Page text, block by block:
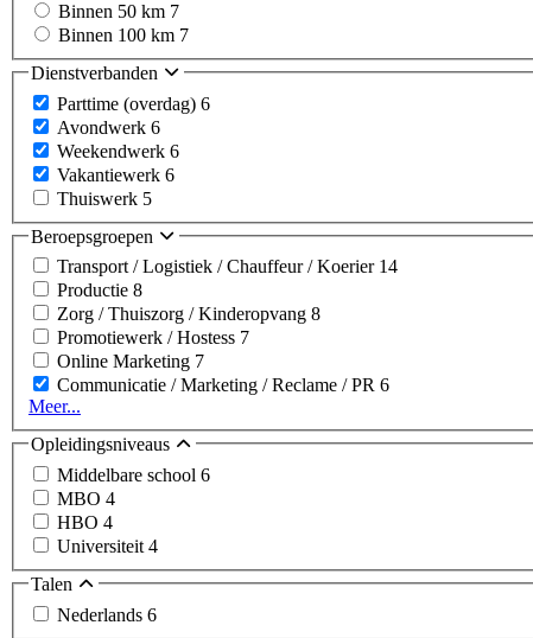
Binnen 50 km 7
Binnen 100 km 7
Dienstverbanden
Parttime (overdag) 6
Avondwerk 6
Weekendwerk 6
Vakantiewerk 6
Thuiswerk 5
Beroepsgroepen
Transport / Logistiek / Chauffeur / Koerier 14
Productie 8
Zorg / Thuiszorg / Kinderopvang 8
Promotiewerk / Hostess 7
Online Marketing 7
Communicatie / Marketing / Reclame / PR 6
Meer...
Opleidingsniveaus
Middelbare school 6
MBO 4
HBO 4
Universiteit 4
Talen
Nederlands 6